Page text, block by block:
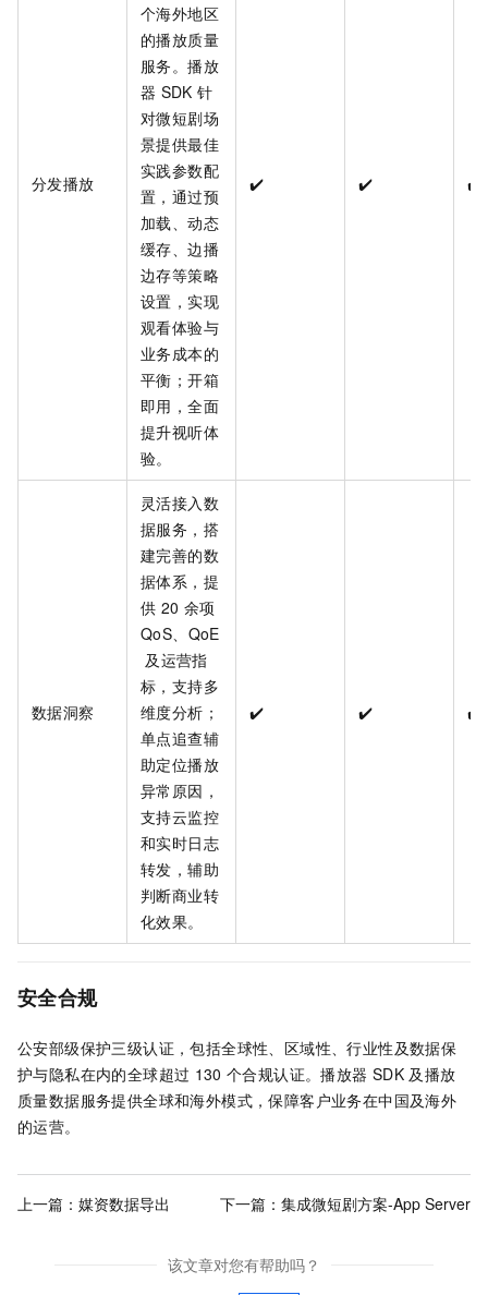
分发播放
个海外地区
的播放质量
服务。播放
器 SDK 针
对微短剧场
景提供最佳
实践参数配
置，通过预
加载、动态
缓存、边播
边存等策略
设置，实现
观看体验与
业务成本的
平衡；开箱
即用，全面
提升视听体
验。
✔️ ✔️ ✔️
数据洞察
灵活接入数
据服务，搭
建完善的数
据体系，提
供 20 余项
QoS、QoE
及运营指
标，支持多
维度分析；
单点追查辅
助定位播放
异常原因，
支持云监控
和实时日志
转发，辅助
判断商业转
化效果。
✔️ ✔️ ✔️
安全合规
公安部级保护三级认证，包括全球性、区域性、行业性及数据保
护与隐私在内的全球超过 130 个合规认证。播放器 SDK 及播放
质量数据服务提供全球和海外模式，保障客户业务在中国及海外
的运营。
上一篇： 媒资数据导出 下一篇： 集成微短剧方案-App Server
该文章对您有帮助吗？